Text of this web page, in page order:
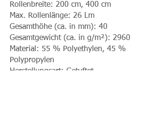
Rollenbreite: 200 cm, 400 cm
Max. Rollenlänge: 26 Lm
Gesamthöhe (ca. in mm): 40
Gesamtgewicht (ca. in g/m²): 2960
Material: 55 % Polyethylen, 45 %
Polypropylen
Herstellungsart: Getuftet